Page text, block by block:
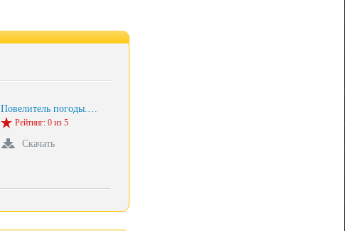
Повелитель погоды.…
Рейтинг: 0 из 5
Скачать